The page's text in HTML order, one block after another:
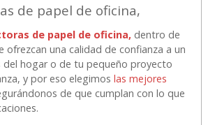
de papel de oficina,
de papel de oficina, dentro de
una calidad de confianza a un
hogar o de tu pequeño proyecto
y por eso elegimos las mejores
de que cumplan con lo que
- Cartucho
Pro 8600
56,62
Goma de borrar
moldeable maleable
para carboncillo o
grafito